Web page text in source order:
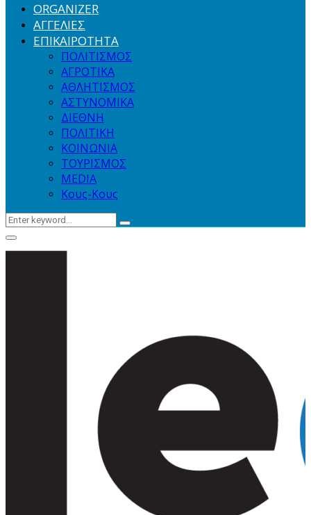
ORGANIZER
ΑΓΓΕΛΙΕΣ
ΕΠΙΚΑΙΡΟΤΗΤΑ
ΠΟΛΙΤΙΣΜΟΣ
ΑΓΡΟΤΙΚΑ
ΑΘΛΗΤΙΣΜΟΣ
ΑΣΤΥΝΟΜΙΚΑ
ΔΙΕΘΝΗ
ΠΟΛΙΤΙΚΗ
ΚΟΙΝΩΝΙΑ
ΤΟΥΡΙΣΜΟΣ
MEDIA
Κους-Κους
Search
Search
Primary
Menu